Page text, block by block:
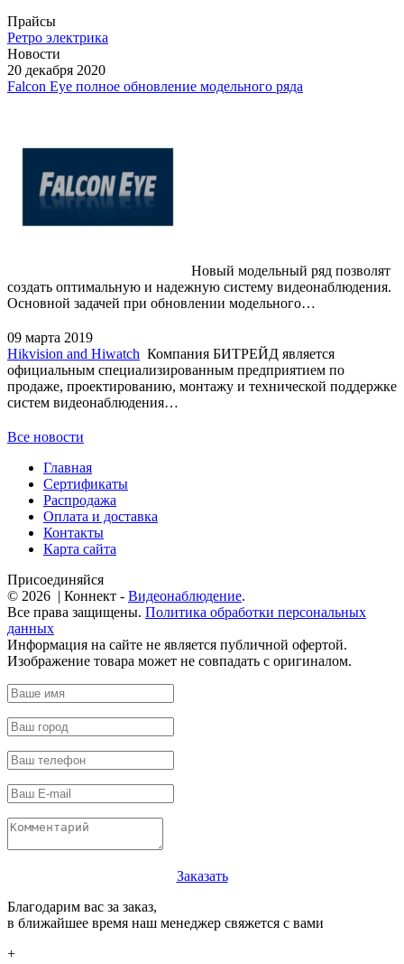
Прайсы
Ретро электрика
Новости
20 декабря 2020
Falcon Eye полное обновление модельного ряда
Новый модельный ряд позволят
создать оптимальную и надежную систему видеонаблюдения.
Основной задачей при обновлении модельного…
09 марта 2019
Hikvision and Hiwatch Компания БИТРЕЙД является
официальным специализированным предприятием по
продаже, проектированию, монтажу и технической поддержке
систем видеонаблюдения…
Все новости
Главная
Сертификаты
Распродажа
Оплата и доставка
Контакты
Карта сайта
Присоединяйся
© 2026 | Коннект - Видеонаблюдение.
Все права защищены. Политика обработки персональных
данных
Информация на сайте не является публичной офертой.
Изображение товара может не совпадать с оригиналом.
Заказать
Благодарим вас за заказ,
в ближайшее время наш менеджер свяжется с вами
+